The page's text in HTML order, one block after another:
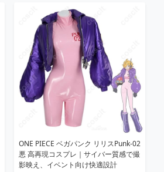
ONE PIECE ベガパンク リリスPunk-02
悪 高再現コスプレ｜サイバー質感で撮
影映え、イベント向け快適設計